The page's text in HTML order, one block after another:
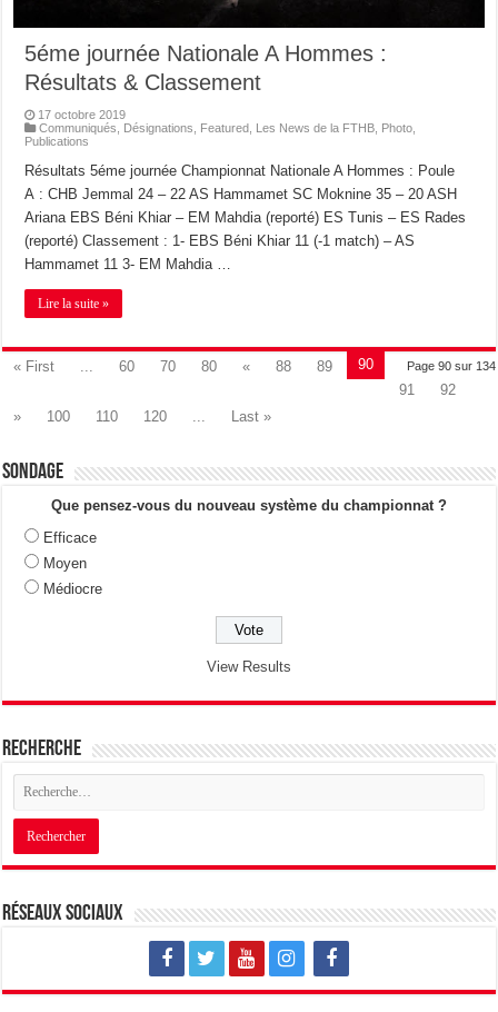
5éme journée Nationale A Hommes :
Résultats & Classement
17 octobre 2019
Communiqués
Désignations Featured Les News de la FTHB Photo
Publications
Résultats 5éme journée Championnat Nationale A Hommes : Poule
A : CHB Jemmal 24 – 22 AS Hammamet SC Moknine 35 – 20 ASH
Ariana EBS Béni Khiar – EM Mahdia (reporté) ES Tunis – ES Rades
(reporté) Classement : 1- EBS Béni Khiar 11 (-1 match) – AS
Hammamet 11 3- EM Mahdia …
Lire la suite »
Page 90 sur 134
« First 60 70 80 « 88 89
90
91
92
»
100 110 120 Last »
Sondage
Que pensez-vous du nouveau système du championnat ?
Efficace
Moyen
Médiocre
View Results
Recherche
Réseaux sociaux